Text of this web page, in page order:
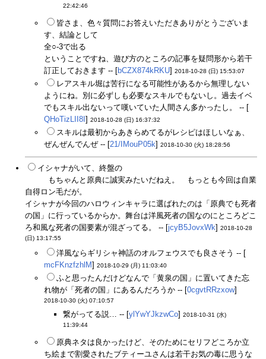
22:42:46
皆さま、色々質問にお答えいただきありがとうございま
す、結論として
全○-3で出る
ということですね、遊び方のところの記事を疑問形から若干
訂正しておきます -- [bCZX874kRKU] 2018-10-28 (日) 15:53:07
レアスキル堀は苦行になる可能性があるから無理しない
ようにね。別に必ずしも必要なスキルでもないし。過去イベ
でもスキル出ないって嘆いていた人間さん多かったし。 -- [
QHoTizLII8I ] 2018-10-28 (日) 16:37:32
スキルは最初からあきらめてるがレシピはほしいなぁ、
ぜんぜんでんぜ -- [21/IMouP05k] 2018-10-30 (火) 18:28:56
イシャナがいて、終盤の
もちゃんと原典に誠実みたいだねえ。 もっとも今回は自業
自得ロン毛だが。
イシャナが今回のハロウィンキャラに選ばれたのは「原典でも死者
の国」に行っているからか。舞台は洋風死者の国なのにところどこ
ろ和風な死者の国要素が混ざってる。 -- [jcyB5JovxWk] 2018-10-28
(日) 13:17:55
洋風ならギリシャ神話のオルフェウスでも良さそう -- [
mcFKnzfzhlM] 2018-10-29 (月) 11:03:40
ふと思ったんだけどなんで「黄泉の国」に置いてきた忘
れ物が「死者の国」にあるんだろうか -- [0cgvtRRzxow]
2018-10-30 (火) 07:10:57
繋がってる説… -- [ylYwYJkzwCo] 2018-10-31 (水)
11:39:44
原典ネタは良かったけど、そのためにセリフどころか立
ち絵まで割愛されたブティーユさんは若干お気の毒に思うな